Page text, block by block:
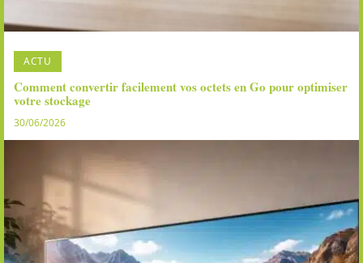
ACTU
Comment convertir facilement vos octets en Go pour optimiser
votre stockage
30/06/2026